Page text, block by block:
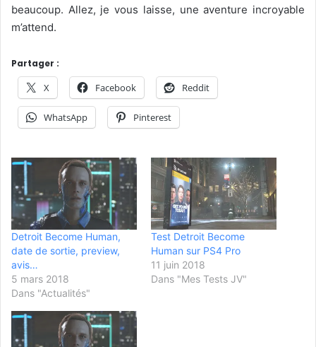
beaucoup. Allez, je vous laisse, une aventure incroyable
m’attend.
Partager :
X Facebook Reddit
WhatsApp Pinterest
Detroit Become Human,
date de sortie, preview,
avis…
5 mars 2018
Dans "Actualités"
Test Detroit Become
Human sur PS4 Pro
11 juin 2018
Dans "Mes Tests JV"